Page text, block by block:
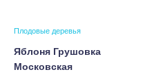
Плодовые деревья
Яблоня Грушовка
Московская